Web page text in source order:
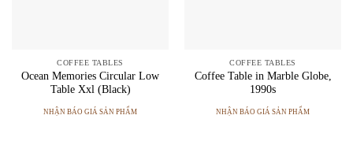
COFFEE TABLES
Ocean Memories Circular Low
Table Xxl (Black)
NHẬN BÁO GIÁ SẢN PHẨM
COFFEE TABLES
Coffee Table in Marble Globe,
1990s
NHẬN BÁO GIÁ SẢN PHẨM